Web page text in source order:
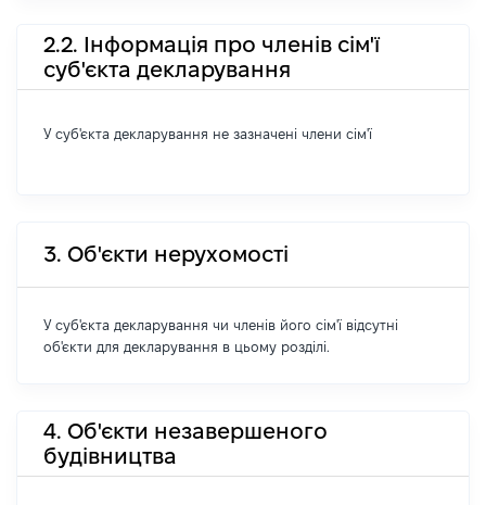
2.2. Інформація про членів сім'ї
суб'єкта декларування
У суб'єкта декларування не зазначені члени сім'ї
3. Об'єкти нерухомості
У суб'єкта декларування чи членів його сім'ї відсутні
об'єкти для декларування в цьому розділі.
4. Об'єкти незавершеного
будівництва